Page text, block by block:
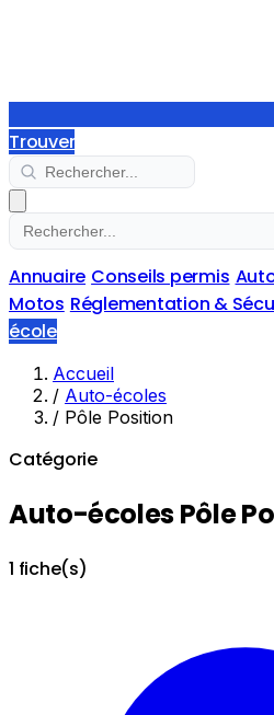
Trouver
Annuaire Conseils permis
Motos Réglementation &
école
Accueil
/ Auto-écoles
/ Pôle Position
Catégorie
Auto-écoles Pôle
1 fiche(s)